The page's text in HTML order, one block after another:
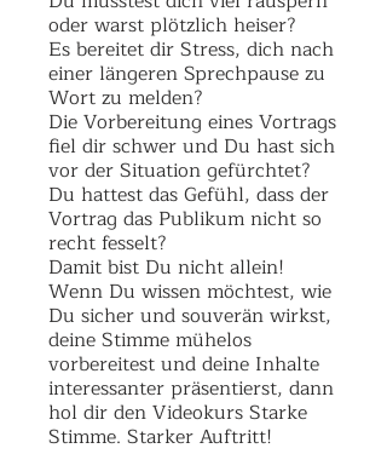
oder warst plötzlich heiser?
Es bereitet dir Stress, dich nach
einer längeren Sprechpause zu
Wort zu melden?
Die Vorbereitung eines Vortrags
fiel dir schwer und Du hast sich
vor der Situation gefürchtet?
Du hattest das Gefühl, dass der
Vortrag das Publikum nicht so
recht fesselt?
Damit bist Du nicht allein!
Wenn Du wissen möchtest, wie
Du sicher und souverän wirkst,
deine Stimme mühelos
vorbereitest und deine Inhalte
interessanter präsentierst, dann
hol dir den Videokurs Starke
Stimme. Starker Auftritt!